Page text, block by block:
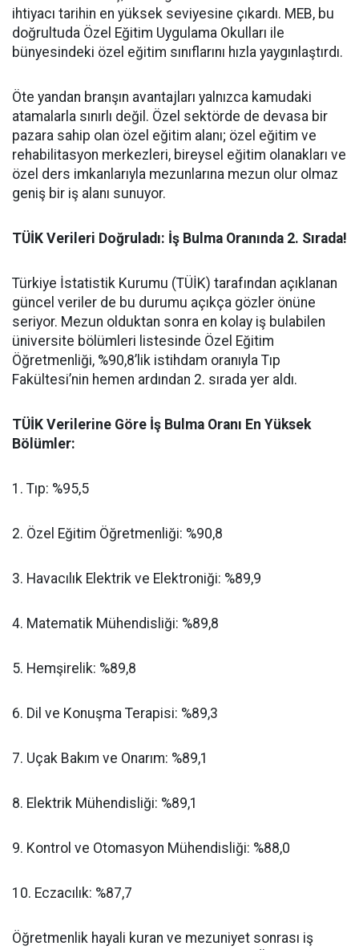
ihtiyacı tarihin en yüksek seviyesine çıkardı. MEB, bu
doğrultuda Özel Eğitim Uygulama Okulları ile
bünyesindeki özel eğitim sınıflarını hızla yaygınlaştırdı.
​Öte yandan branşın avantajları yalnızca kamudaki
atamalarla sınırlı değil. Özel sektörde de devasa bir
pazara sahip olan özel eğitim alanı; özel eğitim ve
rehabilitasyon merkezleri, bireysel eğitim olanakları ve
özel ders imkanlarıyla mezunlarına mezun olur olmaz
geniş bir iş alanı sunuyor.
​TÜİK Verileri Doğruladı: İş Bulma Oranında 2. Sırada!
​Türkiye İstatistik Kurumu (TÜİK) tarafından açıklanan
güncel veriler de bu durumu açıkça gözler önüne
seriyor. Mezun olduktan sonra en kolay iş bulabilen
üniversite bölümleri listesinde Özel Eğitim
Öğretmenliği, %90,8’lik istihdam oranıyla Tıp
Fakültesi’nin hemen ardından 2. sırada yer aldı.
​TÜİK Verilerine Göre İş Bulma Oranı En Yüksek
Bölümler:
​1. Tıp: %95,5
​2. Özel Eğitim Öğretmenliği: %90,8
​3. Havacılık Elektrik ve Elektroniği: %89,9
​4. Matematik Mühendisliği: %89,8
​5. Hemşirelik: %89,8
​6. Dil ve Konuşma Terapisi: %89,3
​7. Uçak Bakım ve Onarım: %89,1
​8. Elektrik Mühendisliği: %89,1
​9. Kontrol ve Otomasyon Mühendisliği: %88,0
​10. Eczacılık: %87,7
​Öğretmenlik hayali kuran ve mezuniyet sonrası iş